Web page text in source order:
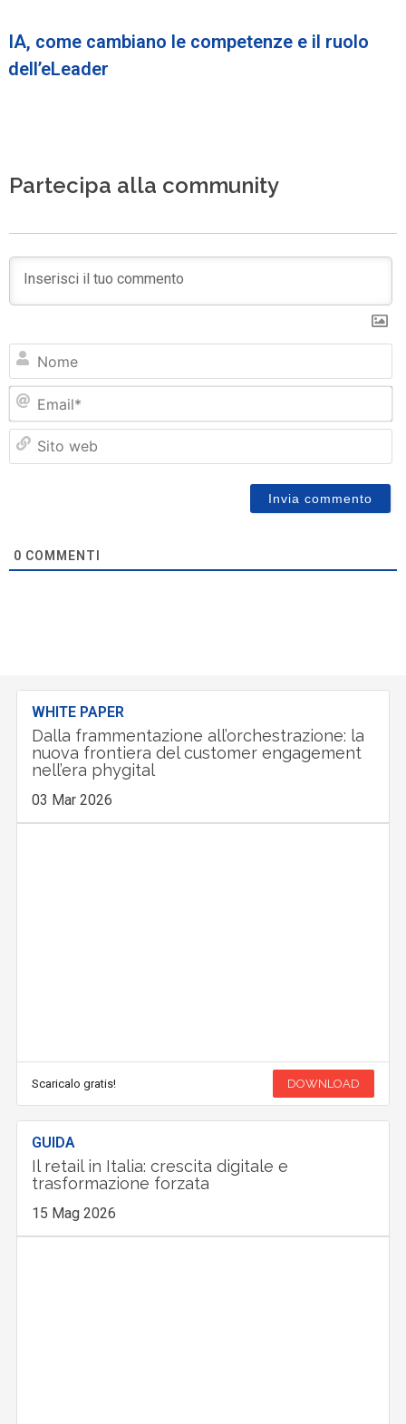
IA, come cambiano le competenze e il ruolo
dell’eLeader
Partecipa alla community
0 COMMENTI
WHITE PAPER
Dalla frammentazione all’orchestrazione: la
nuova frontiera del customer engagement
nell’era phygital
03 Mar 2026
Scaricalo gratis! DOWNLOAD
GUIDA
Il retail in Italia: crescita digitale e
trasformazione forzata
15 Mag 2026